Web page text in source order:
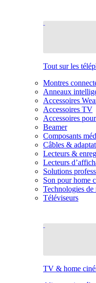
Tout sur les
Montres
Anneaux
Accessoires
Accessoires TV
Accessoires
Beamer
Composants
Câbles &
Lecteurs &
Lecteurs
Solutions
Son pour home
Technologies
Téléviseurs
TV & home